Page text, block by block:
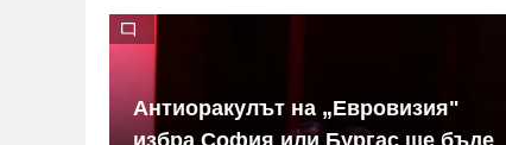
Антиоракулът на „Евровизия"
избра София или Бургас ще бъде